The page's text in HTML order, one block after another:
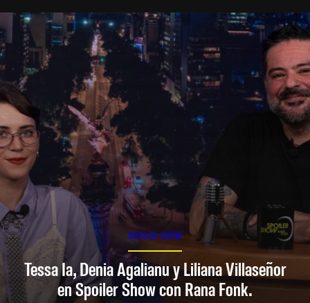
SPOILER SHOW
Tessa Ia, Denia Agalianu y Liliana Villaseñor
en Spoiler Show con Rana Fonk.